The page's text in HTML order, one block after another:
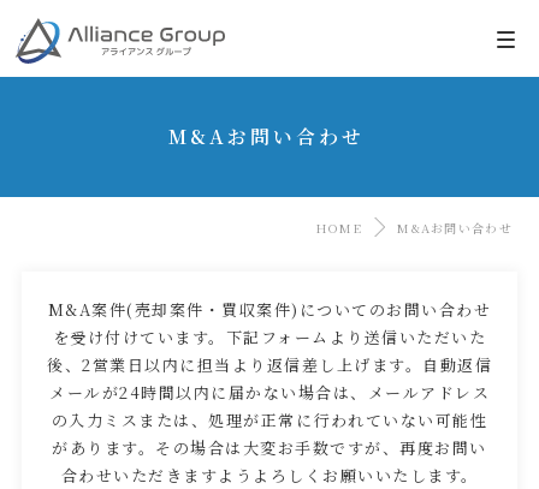
M&Aお問い合わせ
HOME M&Aお問い合わせ
M&A案件(売却案件・買収案件)についてのお問い合わせ
を受け付けています。下記フォームより送信いただいた
後、2営業日以内に担当より返信差し上げます。自動返信
メールが24時間以内に届かない場合は、メールアドレス
の入力ミスまたは、処理が正常に行われていない可能性
があります。その場合は大変お手数ですが、再度お問い
合わせいただきますようよろしくお願いいたします。